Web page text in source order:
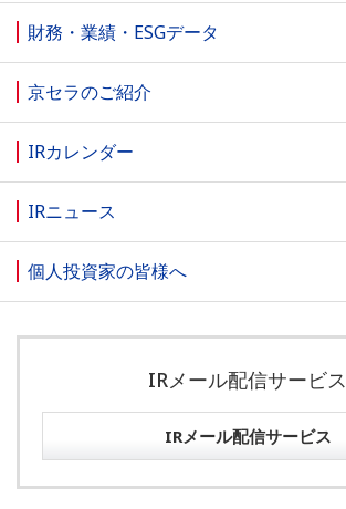
財務・業績・ESGデータ
京セラのご紹介
IRカレンダー
IRニュース
個人投資家の皆様へ
IRメール配信サービス
IRメール配信サービス